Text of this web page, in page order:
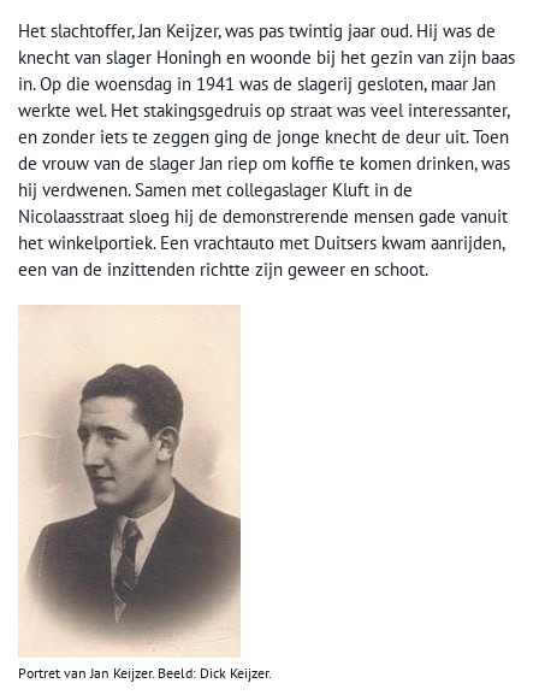
Het slachtoffer, Jan Keijzer, was pas twintig jaar oud. Hij was de
knecht van slager Honingh en woonde bij het gezin van zijn baas
in. Op die woensdag in 1941 was de slagerij gesloten, maar Jan
werkte wel. Het stakingsgedruis op straat was veel interessanter,
en zonder iets te zeggen ging de jonge knecht de deur uit. Toen
de vrouw van de slager Jan riep om koffie te komen drinken, was
hij verdwenen. Samen met collegaslager Kluft in de
Nicolaasstraat sloeg hij de demonstrerende mensen gade vanuit
het winkelportiek. Een vrachtauto met Duitsers kwam aanrijden,
een van de inzittenden richtte zijn geweer en schoot.
Portret van Jan Keijzer. Beeld: Dick Keijzer.